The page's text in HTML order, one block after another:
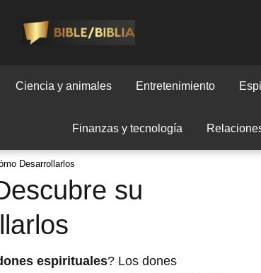
Ciencia y animales Entretenimiento
Finanzas y tecnología
Desarrollarlos
su
espirituales? Los dones